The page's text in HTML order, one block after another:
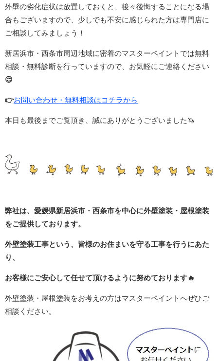
外壁の劣化症状は放置しておくと、後々後悔することになる場
合もございますので、少しでも不安に感じられた方は専門店に
ご相談してみましょう！
新居浜市・西条市周辺地域に密着のマスターペイントでは無料
相談・無料診断を行っていますので、お気軽にご連絡ください
😌
👉お問い合わせ・無料相談はコチラから
本日も最後までご覧頂き、誠にありがとうございました🦄
弊社は、愛媛県新居浜市・西条市を中心に外壁塗装・屋根塗装
をご提供しております。
外壁塗装工事という、皆様のお住まいを守る工事を行うにあた
り、
お客様にご安心して任せて頂けるように努めております🔥
外壁塗装・屋根塗装をお考えの方はマスターペイントへぜひご
相談ください。